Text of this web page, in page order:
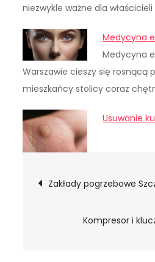
niezwykle ważne dla
Medycyna
Medycyna
Warszawie cieszy się rosnącą
mieszkańcy stolicy coraz
Usuwanie
wpisu
Zakłady pogrzebowe
Kompresor i